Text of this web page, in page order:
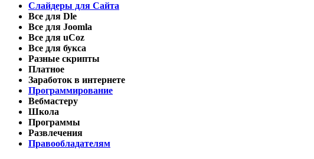
Слайдеры для Сайта
Все для Dle
Все для Joomla
Все для uCoz
Все для букса
Разные скрипты
Платное
Заработок в интернете
Программирование
Вебмастеру
Школа
Программы
Развлечения
Правообладателям